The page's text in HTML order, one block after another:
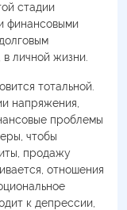
стадии
финансовыми
личной жизни.
тотальной.
напряжения,
проблемы
чтобы
продажу
отношения
к депрессии,